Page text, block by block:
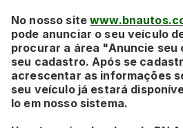
No nosso site
pode anunciar o seu veículo
procurar a área "Anuncie
seu cadastro. Após se
acrescentar as informações
seu veículo já estará
lo em nosso sistema.